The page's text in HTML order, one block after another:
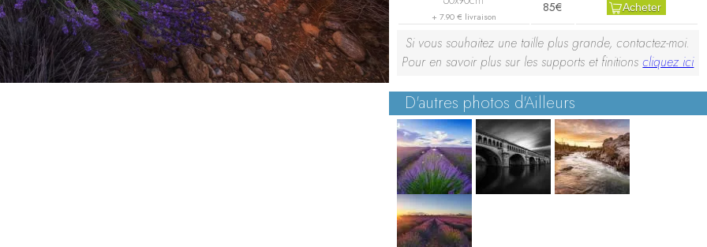
+ 7.90 € livraison
85€ Acheter
Si vous souhaitez une taille plus grande, contactez-moi.
Pour en savoir plus sur les supports et finitionscliquez ici
D'autres photos d'Ailleurs